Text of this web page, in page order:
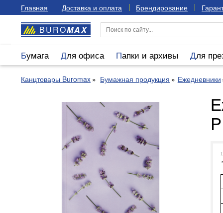
Главная Доставка и оплата Брендирование
BUROMAX
Бумага Для офиса Папки и архивы Для
Канцтовары Buromax Бумажная продукция Ежедневники